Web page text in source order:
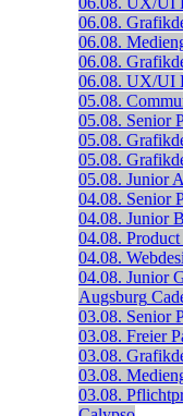
06.08.
06.08.
06.08.
06.08. UX/UI
05.08.
05.08. Senior
05.08.
05.08.
05.08. Junior
04.08. Senior
04.08. Junior
04.08.
04.08.
04.08. Junior
Augsburg
03.08. Senior
03.08. Freier
03.08.
03.08.
03.08.